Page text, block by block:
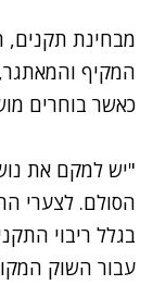
המקיף והמאתגר,
כאשר בוחרים
"יש למקם את
הסולם. לצערי
בגלל ריבוי